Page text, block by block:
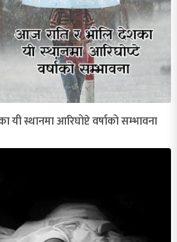
स्थानमा आरिघोप्टे वर्षाको सम्भावना